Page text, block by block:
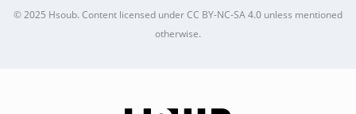
© 2025Hsoub.Content licensed underCC BY-NC-SA 4.0unless mentioned
otherwise.